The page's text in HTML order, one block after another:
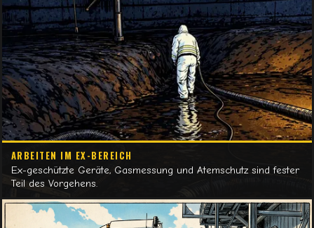
ARBEITEN IM EX-BEREICH
Ex-geschützte Geräte, Gasmessung und Atemschutz sind fester
Teil des Vorgehens.